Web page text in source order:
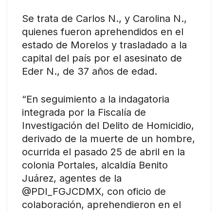
Se trata de Carlos N., y Carolina N.,
quienes fueron aprehendidos en el
estado de Morelos y trasladado a la
capital del país por el asesinato de
Eder N., de 37 años de edad.
“En seguimiento a la indagatoria
integrada por la Fiscalía de
Investigación del Delito de Homicidio,
derivado de la muerte de un hombre,
ocurrida el pasado 25 de abril en la
colonia Portales, alcaldía Benito
Juárez, agentes de la
@PDI_FGJCDMX, con oficio de
colaboración, aprehendieron en el